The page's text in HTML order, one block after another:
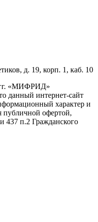
д. 19, корп. 1, каб. 10
«МИФРИД»
данный интернет-сайт
характер и
публичной офертой,
437 п.2 Гражданского